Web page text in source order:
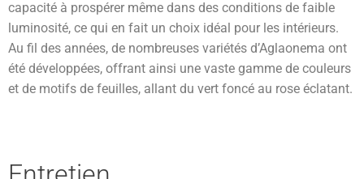
capacité à prospérer même dans des conditions de faible
luminosité, ce qui en fait un choix idéal pour les intérieurs.
Au fil des années, de nombreuses variétés d’Aglaonema ont
été développées, offrant ainsi une vaste gamme de couleurs
et de motifs de feuilles, allant du vert foncé au rose éclatant.